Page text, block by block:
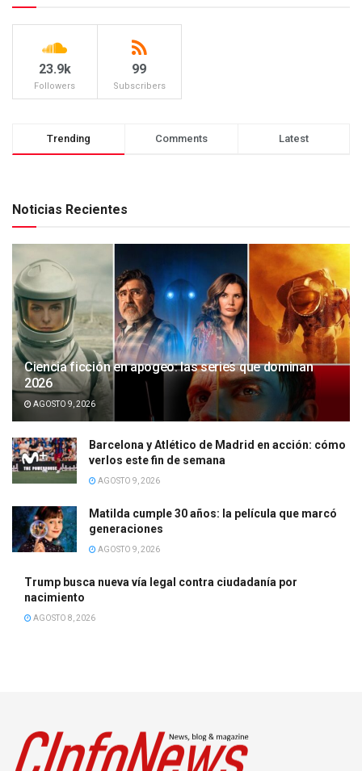
23.9k
Followers
99
Subscribers
Trending Comments Latest
Noticias Recientes
Ciencia ficción en apogeo: las series que dominan
2026
AGOSTO 9, 2026
Barcelona y Atlético de Madrid en acción: cómo
verlos este fin de semana
AGOSTO 9, 2026
Matilda cumple 30 años: la película que marcó
generaciones
AGOSTO 9, 2026
Trump busca nueva vía legal contra ciudadanía por
nacimiento
AGOSTO 8, 2026